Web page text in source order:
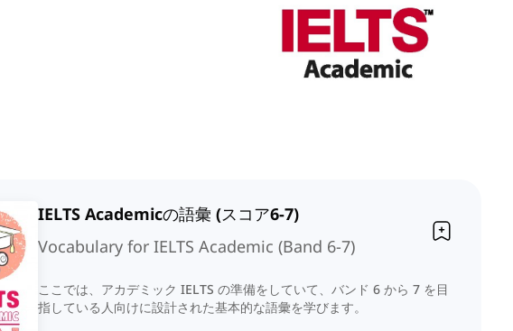
IELTS Academicの語彙 (スコア6-7)
Vocabulary for IELTS Academic (Band 6-7)
ここでは、アカデミック IELTS の準備をしていて、バンド 6 から 7 を目
指している人向けに設計された基本的な語彙を学びます。